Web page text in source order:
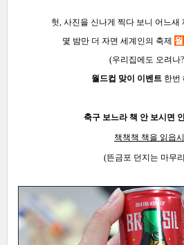
헛, 사진을 신나게 찍다 보니 어느새
몇 밤만 더 자면 세계인의 축제
(우리집에도 오려나
월드컵 맞이 이벤트 한번
축구 보느라 책 안 보시면
책책책 책을 읽읍
(뜬금포 던지는 마무